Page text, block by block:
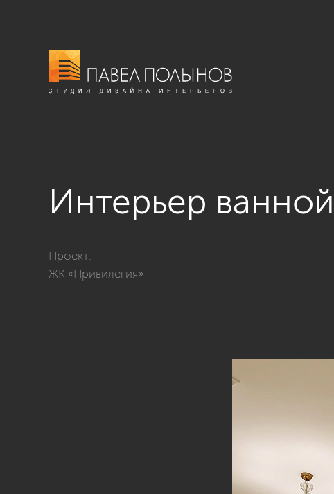
Интерьер
Проект:
ЖК «Привилегия»